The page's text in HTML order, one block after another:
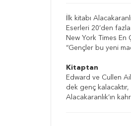
İlk kitabı
Eserleri 20’den
New York Times En
“Gençler bu yeni
Kitaptan
Edward ve Cullen
dek genç
Alacakaranlık’ın